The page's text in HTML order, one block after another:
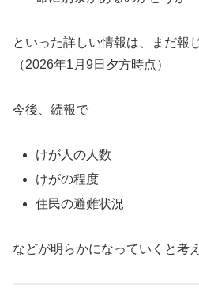
といった詳しい情報は、まだ報
（2026年1月9日夕方時点）
今後、続報で
けが人の人数
けがの程度
住民の避難状況
などが明らかになっていくと考